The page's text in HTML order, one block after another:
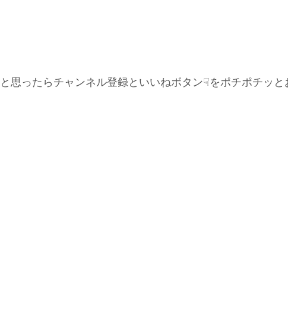
思ったらチャンネル登録といいねボタン☟をポチポチッと